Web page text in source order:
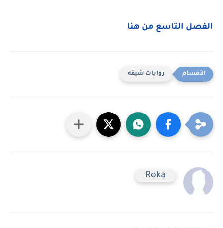
الفصل التاسع من هنا
روايات شيقه
Roka